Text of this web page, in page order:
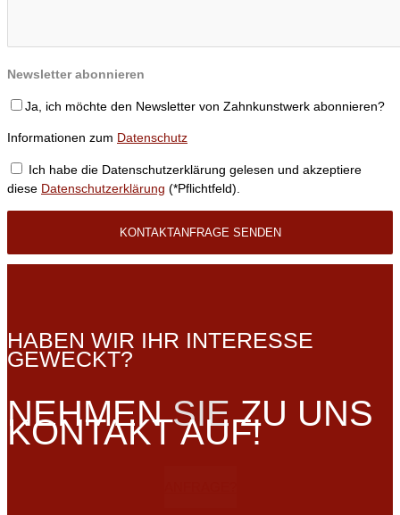
Newsletter abonnieren
Ja, ich möchte den Newsletter von Zahnkunstwerk abonnieren?
Informationen zum Datenschutz
Ich habe die Datenschutzerklärung gelesen und akzeptiere
diese Datenschutzerklärung (*Pflichtfeld).
HABEN WIR IHR INTERESSE
GEWECKT?
NEHMENSIEZU UNS
KONTAKT AUF!